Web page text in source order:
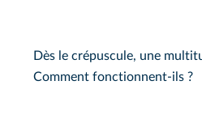
Dès le crépuscule, une
Comment fonctionnent-ils ?